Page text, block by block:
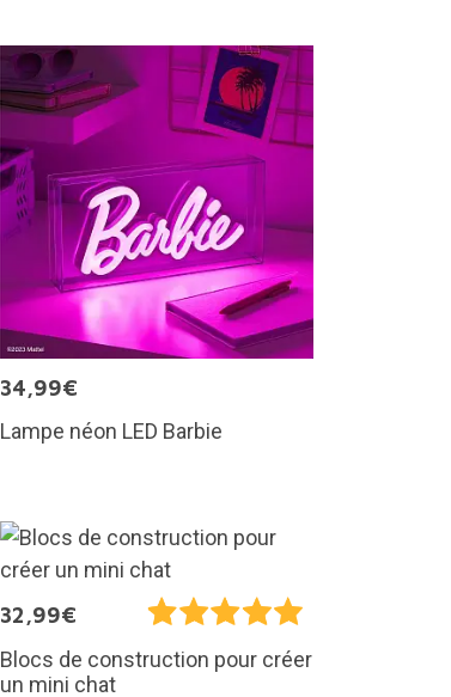
34,99€
Lampe néon LED Barbie
32,99€
Blocs de construction pour créer
un mini chat